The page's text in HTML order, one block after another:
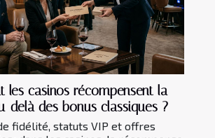
les casinos récompensent la
delà des bonus classiques ?
fidélité, statuts VIP et offres